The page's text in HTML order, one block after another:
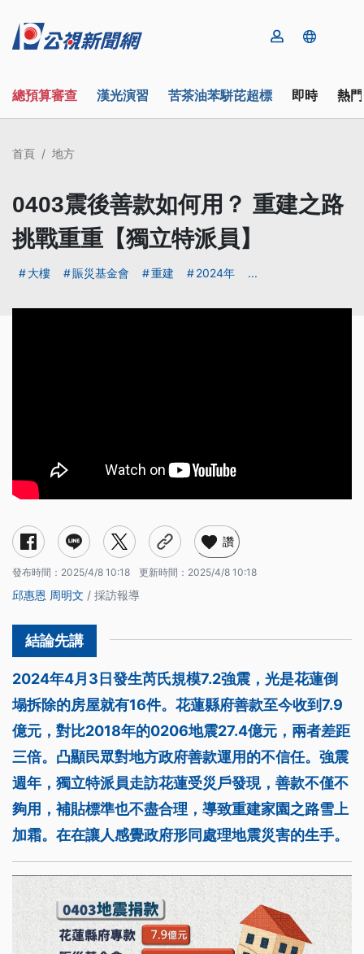
總預算審查 漢光演習 苦茶油苯駢芘超標 即時 熱
首頁 地方
0403震後善款如何用？ 重建之路
挑戰重重【獨立特派員】
大樓 賑災基金會 重建 2024年 ...
讚
發布時間： 2025/4/8 10:18 更新時間： 2025/4/8 10:18
邱惠恩 周明文 / 採訪報導
2024年4月3日發生芮氏規模7.2強震，光是花蓮倒
塌拆除的房屋就有16件。花蓮縣府善款至今收到7.9
億元，對比2018年的0206地震27.4億元，兩者差距
三倍。凸顯民眾對地方政府善款運用的不信任。強震
週年，獨立特派員走訪花蓮受災戶發現，善款不僅不
夠用，補貼標準也不盡合理，導致重建家園之路雪上
加霜。在在讓人感覺政府形同處理地震災害的生手。